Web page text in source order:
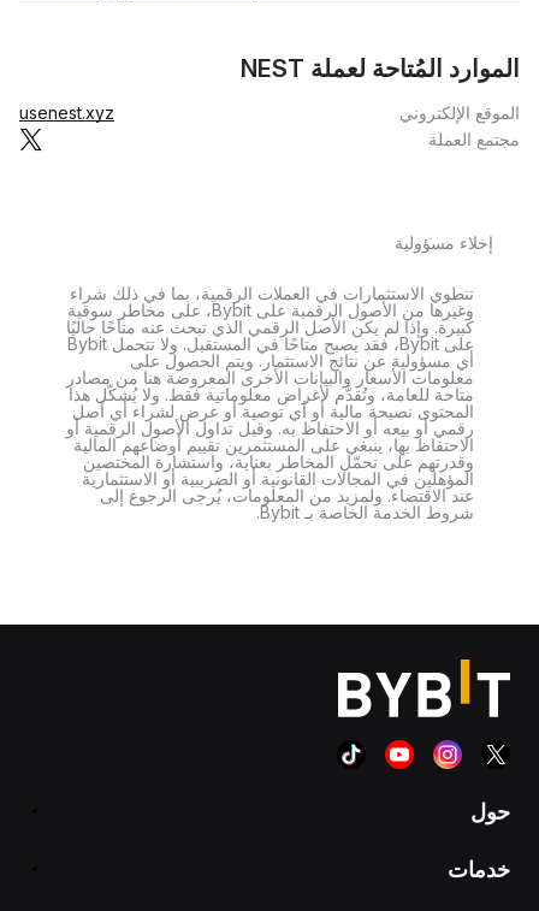
الموارد المُتاحة لعملة NEST
الموقع الإلكتروني
usenest.xyz
مجتمع العملة
إخلاء مسؤولية
تنطوي الاستثمارات في العملات الرقمية، بما في ذلك شراء
وغيرها من الأصول الرقمية على Bybit، على مخاطر سوقية
كبيرة. وإذا لم يكن الأصل الرقمي الذي تبحث عنه متاحًا حاليًا
على Bybit، فقد يصبح متاحًا في المستقبل. ولا تتحمل Bybit
أي مسؤولية عن نتائج الاستثمار. ويتم الحصول على
معلومات الأسعار والبيانات الأخرى المعروضة هنا من مصادر
متاحة للعامة، وتُقدَّم لأغراض معلوماتية فقط. ولا يُشكّل هذا
المحتوى نصيحة مالية أو أي توصية أو عرض لشراء أي أصل
رقمي أو بيعه أو الاحتفاظ به. وقبل تداول الأصول الرقمية أو
الاحتفاظ بها، ينبغي على المستثمرين تقييم أوضاعهم المالية
وقدرتهم على تحمّل المخاطر بعناية، واستشارة المختصين
المؤهلين في المجالات القانونية أو الضريبية أو الاستثمارية
عند الاقتضاء. ولمزيد من المعلومات، يُرجى الرجوع إلى
شروط الخدمة الخاصة بـ Bybit.
حول
خدمات